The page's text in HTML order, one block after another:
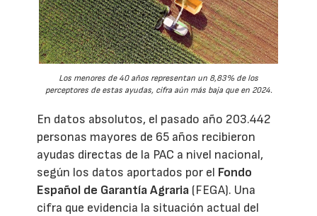
Los menores de 40 años representan un 8,83% de los
perceptores de estas ayudas, cifra aún más baja que en 2024.
En datos absolutos, el pasado año 203.442
personas mayores de 65 años recibieron
ayudas directas de la PAC a nivel nacional,
según los datos aportados por el Fondo
Español de Garantía Agraria (FEGA). Una
cifra que evidencia la situación actual del